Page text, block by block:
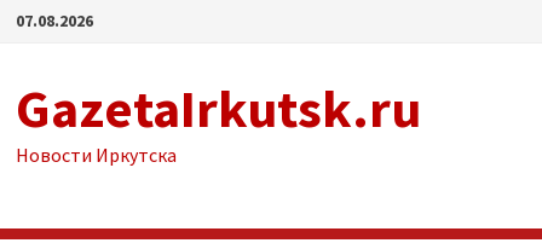
Перейти
07.08.2026
GazetaIrkutsk.ru
Новости Иркутска